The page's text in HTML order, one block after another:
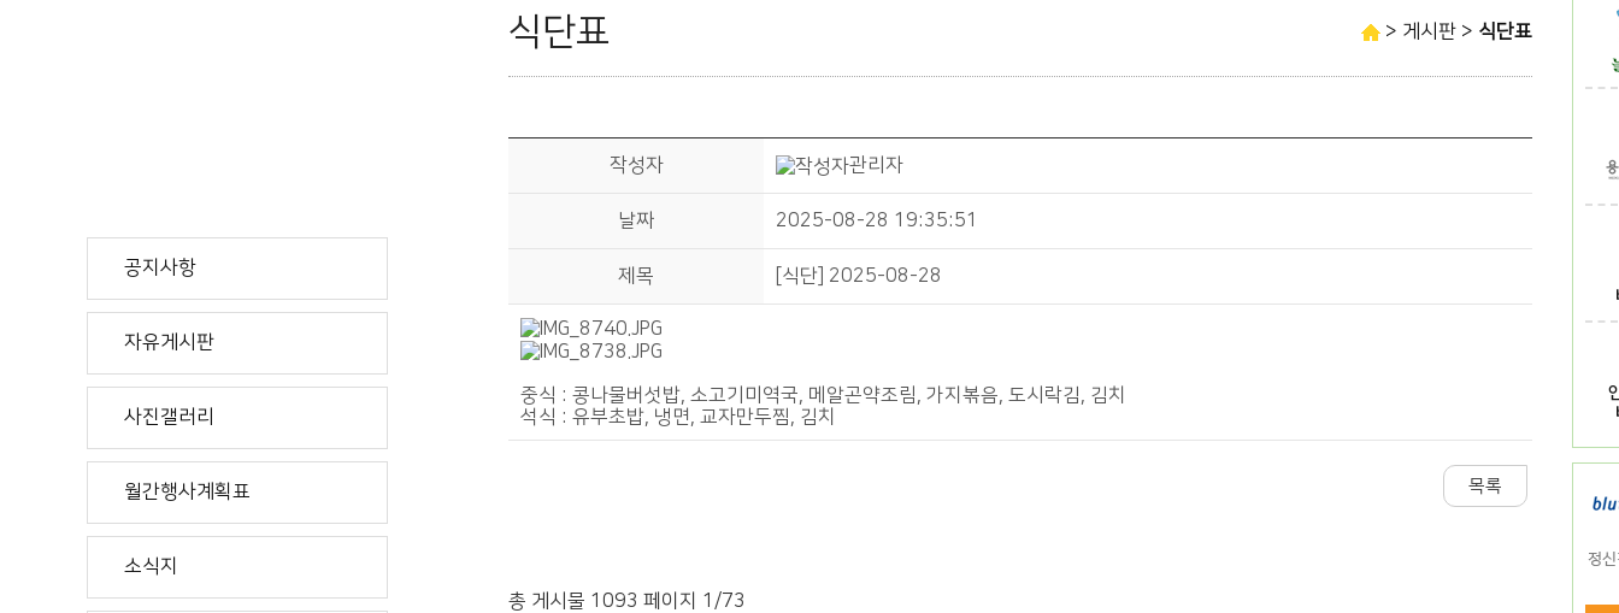
공지사항
자유게시판
사진갤러리
월간행사계획표
소식지
식단표 > 게시판 > 식단표
작성자 관리자
날짜 2025-08-28 19:35:51
제목 [식단] 2025-08-28
중식 : 콩나물버섯밥, 소고기미역국, 메알곤약조림, 가지볶음, 도시락김, 김치
석식 : 유부초밥, 냉면, 교자만두찜, 김치
총 게시물 1093 페이지 1/73